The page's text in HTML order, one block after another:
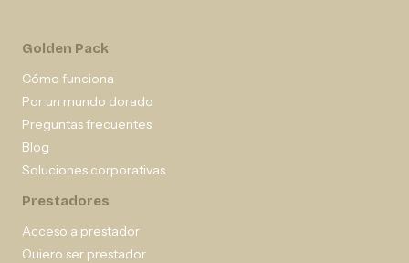
Golden Pack
Cómo funciona
Por un mundo dorado
Preguntas frecuentes
Blog
Soluciones corporativas
Prestadores
Acceso a prestador
Quiero ser prestador